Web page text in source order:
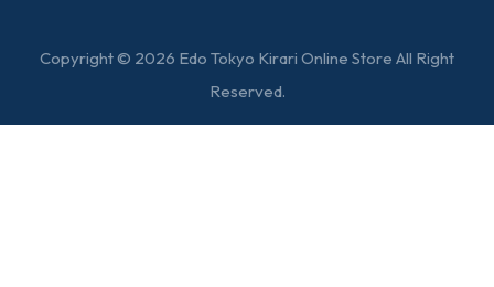
Copyright © 2026 Edo Tokyo Kirari Online Store All Right
Reserved.